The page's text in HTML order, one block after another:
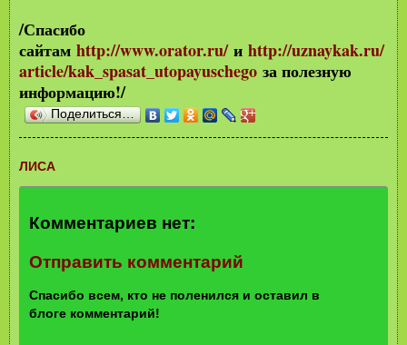
/Спасибо
сайтам http://www.orator.ru/и http://uznaykak.ru/
article/kak_spasat_utopayuschego за полезную
информацию!/
Поделиться…
ЛИСА
Комментариев нет:
Отправить комментарий
Спасибо всем, кто не поленился и оставил в
блоге комментарий!